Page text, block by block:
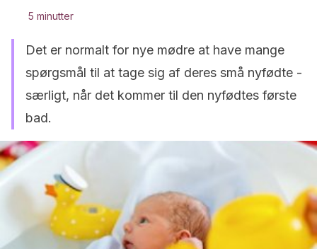
5 minutter
Det er normalt for nye mødre at have mange
spørgsmål til at tage sig af deres små nyfødte -
særligt, når det kommer til den nyfødtes første
bad.